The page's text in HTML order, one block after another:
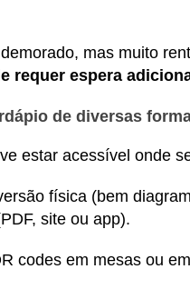
mas muito
requer espera
de diversas
estar acessível onde
física (bem
site ou app).
codes em mesas ou